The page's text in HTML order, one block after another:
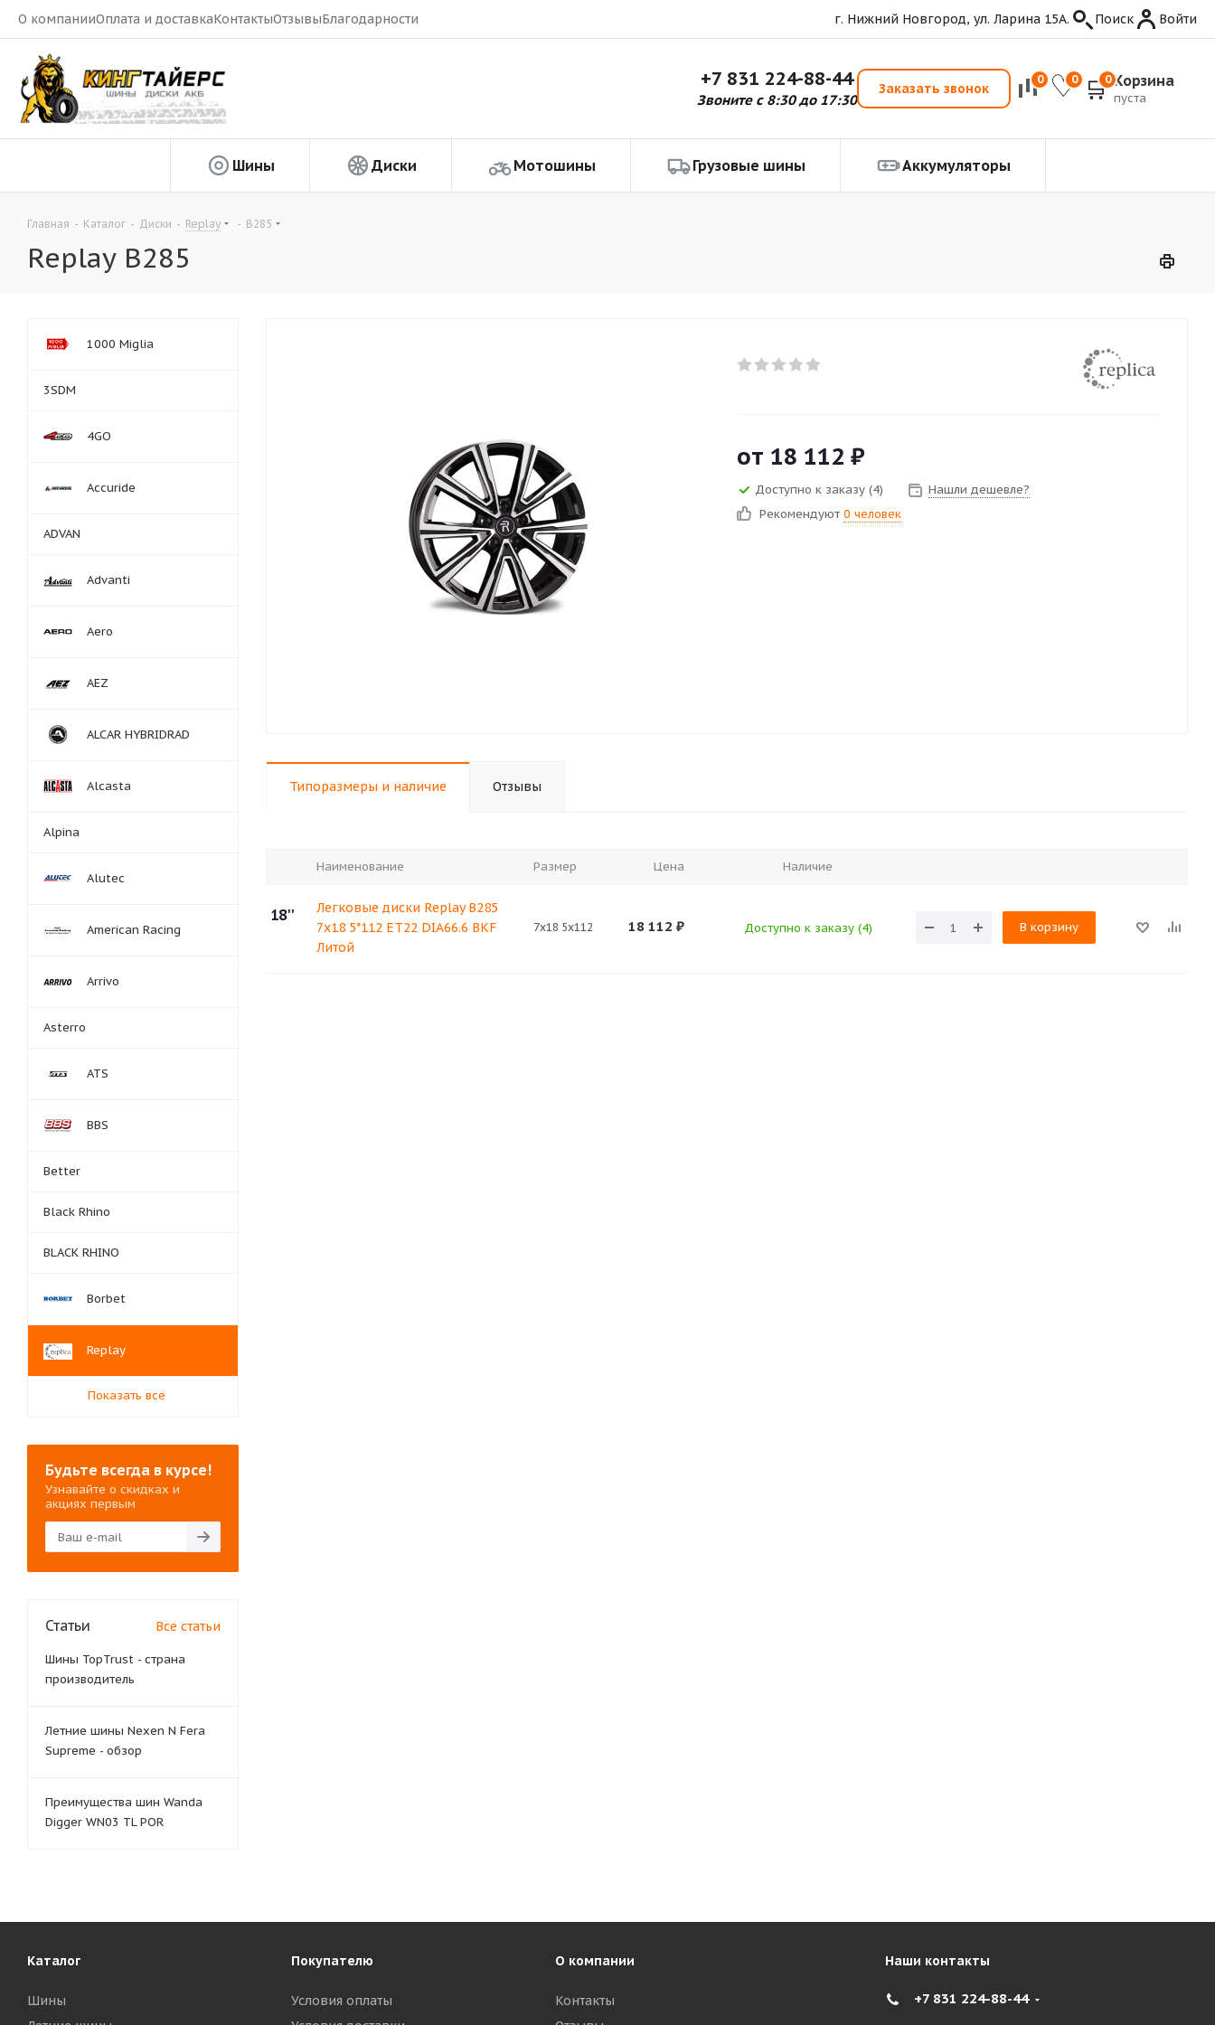
О компанииОплата и доставкаКонтактыОтзывыБлагодарности г. Нижний Новгород, ул. Ларина 15А. Поиск Войти
+7 831 224-88-44
Звоните с 8:30 до 17:30
Заказать звонок
0 0 0 Корзина
пуста
Шины Диски Мотошины Грузовые шины Аккумуляторы
Главная - Каталог - Диски - Replay - B285
Replay B285
от 18 112 ₽
Доступно к заказу (4)
Нашли дешевле?
Рекомендуют 0 человек
Типоразмеры и наличие Отзывы
Наименование Размер Цена Наличие
18''
Легковые диски Replay B285
7x18 5*112 ET22 DIA66.6 BKF
Литой
7x18 5x112 18 112 ₽ Доступно к заказу (4) В корзину
1000 Miglia
3SDM
4GO
Accuride
ADVAN
Advanti
Aero
AEZ
ALCAR HYBRIDRAD
Alcasta
Alpina
Alutec
American Racing
Arrivo
Asterro
ATS
BBS
Better
Black Rhino
BLACK RHINO
Borbet
Replay
Показать все
Будьте всегда в курсе!
Узнавайте о скидках и
акциях первым
Статьи Все статьи
Шины TopTrust - страна
производитель
Летние шины Nexen N Fera
Supreme - обзор
Преимущества шин Wanda
Digger WN03 TL POR
Каталог
Шины
Покупателю
Условия оплаты
О компании
Контакты
Наши контакты
+7 831 224-88-44